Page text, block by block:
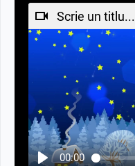
Scrie un titlu...
00:00